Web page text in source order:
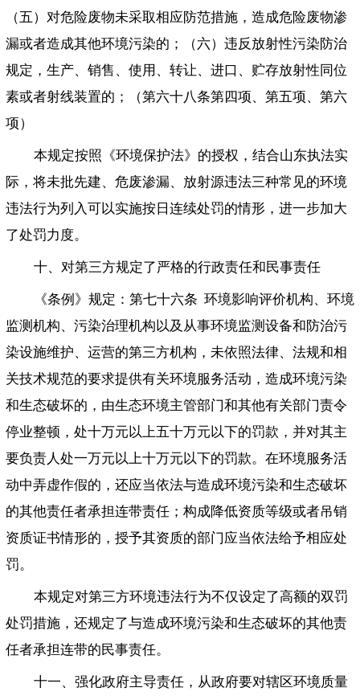
（五）对危险废物未采取相应防范措施，造成危险废物渗
漏或者造成其他环境污染的；（六）违反放射性污染防治
规定，生产、销售、使用、转让、进口、贮存放射性同位
素或者射线装置的；（第六十八条第四项、第五项、第六
项）
本规定按照《环境保护法》的授权，结合山东执法实
际，将未批先建、危废渗漏、放射源违法三种常见的环境
违法行为列入可以实施按日连续处罚的情形，进一步加大
了处罚力度。
十、对第三方规定了严格的行政责任和民事责任
《条例》规定：第七十六条 环境影响评价机构、环境
监测机构、污染治理机构以及从事环境监测设备和防治污
染设施维护、运营的第三方机构，未依照法律、法规和相
关技术规范的要求提供有关环境服务活动，造成环境污染
和生态破坏的，由生态环境主管部门和其他有关部门责令
停业整顿，处十万元以上五十万元以下的罚款，并对其主
要负责人处一万元以上十万元以下的罚款。在环境服务活
动中弄虚作假的，还应当依法与造成环境污染和生态破坏
的其他责任者承担连带责任；构成降低资质等级或者吊销
资质证书情形的，授予其资质的部门应当依法给予相应处
罚。
本规定对第三方环境违法行为不仅设定了高额的双罚
处罚措施，还规定了与造成环境污染和生态破坏的其他责
任者承担连带的民事责任。
十一、强化政府主导责任，从政府要对辖区环境质量